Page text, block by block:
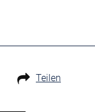
Teilen